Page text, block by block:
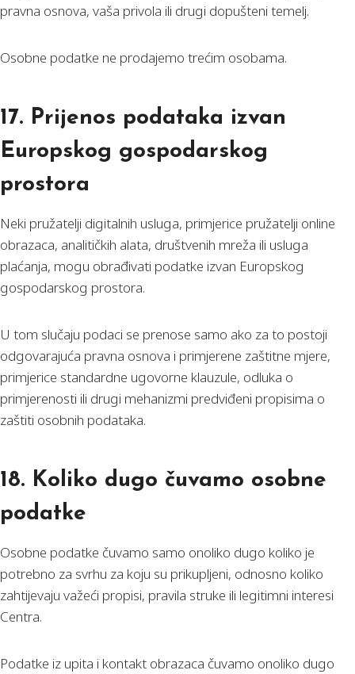
pravna osnova, vaša privola ili drugi dopušteni temelj.
Osobne podatke ne prodajemo trećim osobama.
17. Prijenos podataka izvan
Europskog gospodarskog
prostora
Neki pružatelji digitalnih usluga, primjerice pružatelji online
obrazaca, analitičkih alata, društvenih mreža ili usluga
plaćanja, mogu obrađivati podatke izvan Europskog
gospodarskog prostora.
U tom slučaju podaci se prenose samo ako za to postoji
odgovarajuća pravna osnova i primjerene zaštitne mjere,
primjerice standardne ugovorne klauzule, odluka o
primjerenosti ili drugi mehanizmi predviđeni propisima o
zaštiti osobnih podataka.
18. Koliko dugo čuvamo osobne
podatke
Osobne podatke čuvamo samo onoliko dugo koliko je
potrebno za svrhu za koju su prikupljeni, odnosno koliko
zahtijevaju važeći propisi, pravila struke ili legitimni interesi
Centra.
Podatke iz upita i kontakt obrazaca čuvamo onoliko dugo